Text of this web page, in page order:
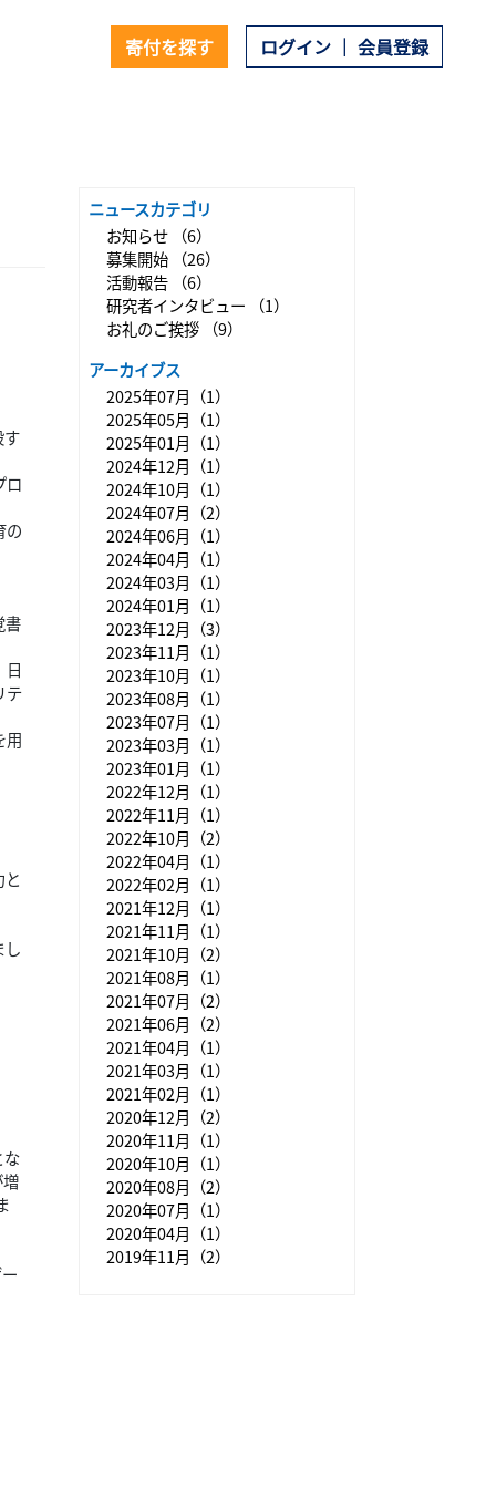
寄付を探す ログイン ｜ 会員登録
す
ロ
の
書
日
テ
用
し
な
ニュースカテゴリ
お知らせ （6）
募集開始 （26）
活動報告 （6）
研究者インタビュー （1）
お礼のご挨拶 （9）
アーカイブス
2025年07月（1）
2025年05月（1）
2025年01月（1）
2024年12月（1）
2024年10月（1）
2024年07月（2）
2024年06月（1）
2024年04月（1）
2024年03月（1）
2024年01月（1）
2023年12月（3）
2023年11月（1）
2023年10月（1）
2023年08月（1）
2023年07月（1）
2023年03月（1）
2023年01月（1）
2022年12月（1）
2022年11月（1）
2022年10月（2）
2022年04月（1）
2022年02月（1）
2021年12月（1）
2021年11月（1）
2021年10月（2）
2021年08月（1）
2021年07月（2）
2021年06月（2）
2021年04月（1）
2021年03月（1）
2021年02月（1）
2020年12月（2）
2020年11月（1）
2020年10月（1）
2020年08月（2）
2020年07月（1）
2020年04月（1）
2019年11月（2）